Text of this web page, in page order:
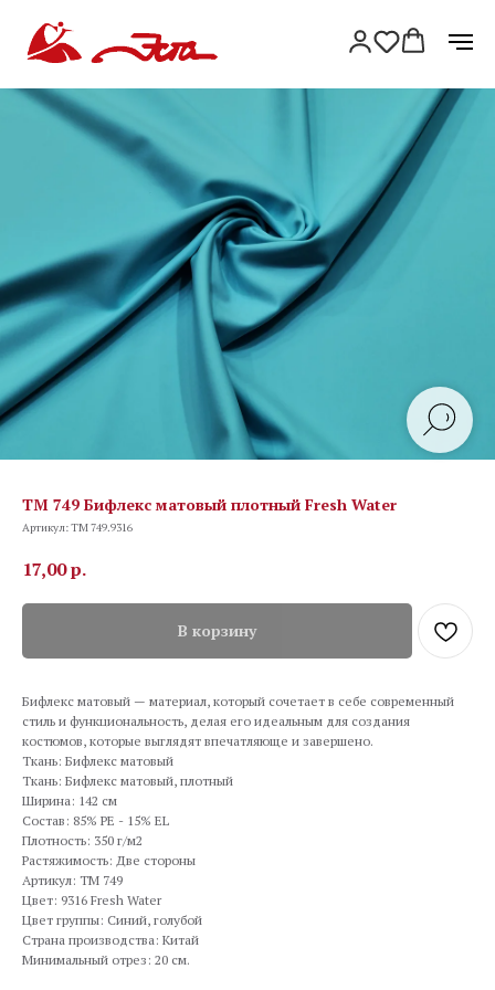
TM 749 Бифлекс матовый плотный Fresh Water
Артикул:TM 749.9316
17,00р.
В корзину
Бифлекс матовый — материал, который сочетает в себе современный
стиль и функциональность, делая его идеальным для создания
костюмов, которые выглядят впечатляюще и завершено.
Ткань: Бифлекс матовый
Ткань: Бифлекс матовый, плотный
Ширина: 142 см
Состав: 85% PE - 15% EL
Плотность: 350 г/м2
Растяжимость: Две стороны
Артикул: TM 749
Цвет: 9316 Fresh Water
Цвет группы: Синий, голубой
Страна производства: Китай
Минимальный отрез: 20 см.